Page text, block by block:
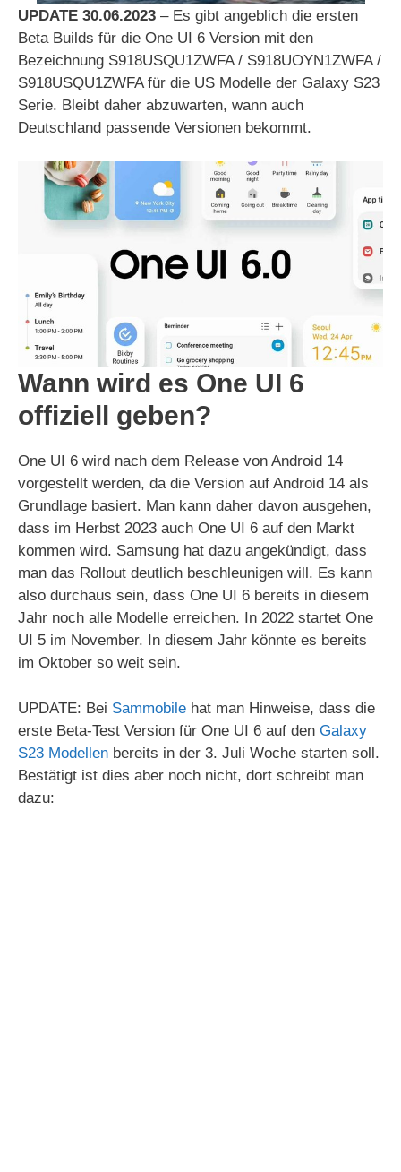
UPDATE 30.06.2023 – Es gibt angeblich die ersten
Beta Builds für die One UI 6 Version mit den
Bezeichnung S918USQU1ZWFA / S918UOYN1ZWFA /
S918USQU1ZWFA für die US Modelle der Galaxy S23
Serie. Bleibt daher abzuwarten, wann auch
Deutschland passende Versionen bekommt.
Wann wird es One UI 6
offiziell geben?
One UI 6 wird nach dem Release von Android 14
vorgestellt werden, da die Version auf Android 14 als
Grundlage basiert. Man kann daher davon ausgehen,
dass im Herbst 2023 auch One UI 6 auf den Markt
kommen wird. Samsung hat dazu angekündigt, dass
man das Rollout deutlich beschleunigen will. Es kann
also durchaus sein, dass One UI 6 bereits in diesem
Jahr noch alle Modelle erreichen. In 2022 startet One
UI 5 im November. In diesem Jahr könnte es bereits
im Oktober so weit sein.
UPDATE: Bei Sammobile hat man Hinweise, dass die
erste Beta-Test Version für One UI 6 auf den Galaxy
S23 Modellen bereits in der 3. Juli Woche starten soll.
Bestätigt ist dies aber noch nicht, dort schreibt man
dazu: